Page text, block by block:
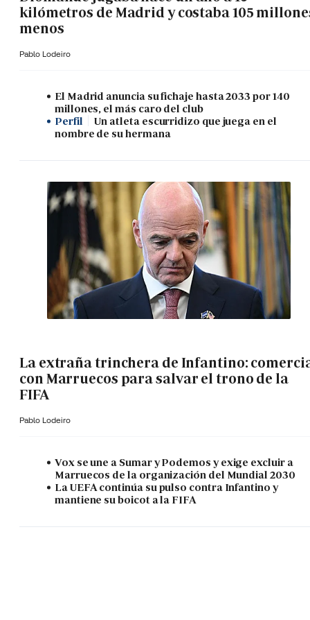
kilómetros de Madrid y costaba 105
menos
Pablo Lodeiro
El Madrid anuncia su fichaje hasta 2033 por 140
millones, el más caro del club
Perfil
Un atleta escurridizo que juega en el
nombre de su hermana
La extraña trinchera de Infantino:
con Marruecos para salvar el trono de la
FIFA
Pablo Lodeiro
Vox se une a Sumar y Podemos y exige excluir a
Marruecos de la organización del Mundial 2030
La UEFA continúa su pulso contra Infantino y
mantiene su boicot a la FIFA